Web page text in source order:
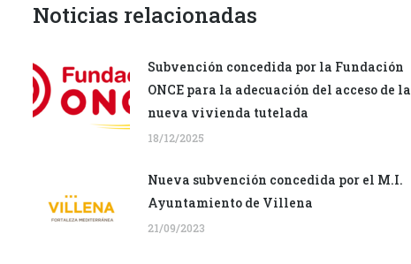
Noticias relacionadas
Subvención concedida por la Fundación
ONCE para la adecuación del acceso de la
nueva vivienda tutelada
18/12/2025
Nueva subvención concedida por el M.I.
Ayuntamiento de Villena
21/09/2023